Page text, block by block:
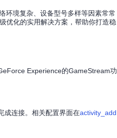
环境复杂、设备型号多样等因素常常
优化的实用解决方案，帮助你打造稳
Experience的GameStream功
成连接。相关配置界面在activity_add